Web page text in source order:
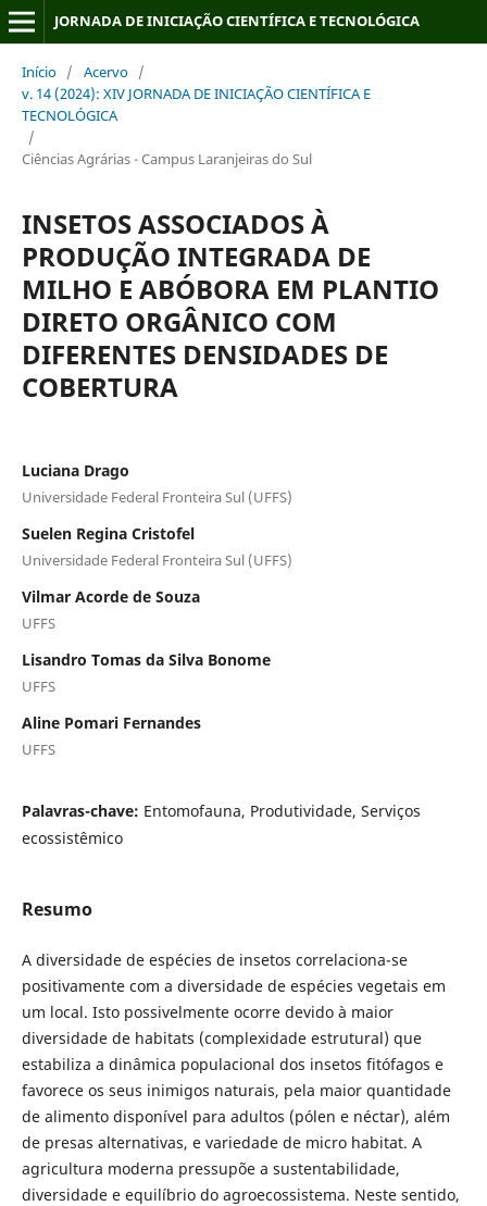
JORNADA DE INICIAÇÃO CIENTÍFICA E TECNOLÓGICA
Início / Acervo /
v. 14 (2024): XIV JORNADA DE INICIAÇÃO CIENTÍFICA E
TECNOLÓGICA
/
Ciências Agrárias - Campus Laranjeiras do Sul
INSETOS ASSOCIADOS À
PRODUÇÃO INTEGRADA DE
MILHO E ABÓBORA EM PLANTIO
DIRETO ORGÂNICO COM
DIFERENTES DENSIDADES DE
COBERTURA
Luciana Drago
Universidade Federal Fronteira Sul (UFFS)
Suelen Regina Cristofel
Universidade Federal Fronteira Sul (UFFS)
Vilmar Acorde de Souza
UFFS
Lisandro Tomas da Silva Bonome
UFFS
Aline Pomari Fernandes
UFFS
Palavras-chave: Entomofauna, Produtividade, Serviços
ecossistêmico
Resumo
A diversidade de espécies de insetos correlaciona-se
positivamente com a diversidade de espécies vegetais em
um local. Isto possivelmente ocorre devido à maior
diversidade de habitats (complexidade estrutural) que
estabiliza a dinâmica populacional dos insetos fitófagos e
favorece os seus inimigos naturais, pela maior quantidade
de alimento disponível para adultos (pólen e néctar), além
de presas alternativas, e variedade de micro habitat. A
agricultura moderna pressupõe a sustentabilidade,
diversidade e equilíbrio do agroecossistema. Neste sentido,